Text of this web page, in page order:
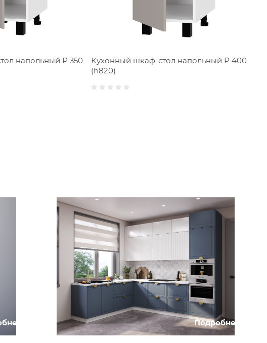
напольный Р 350
Кухонный шкаф-стол напольный Р 400
(h820)
Подробнее